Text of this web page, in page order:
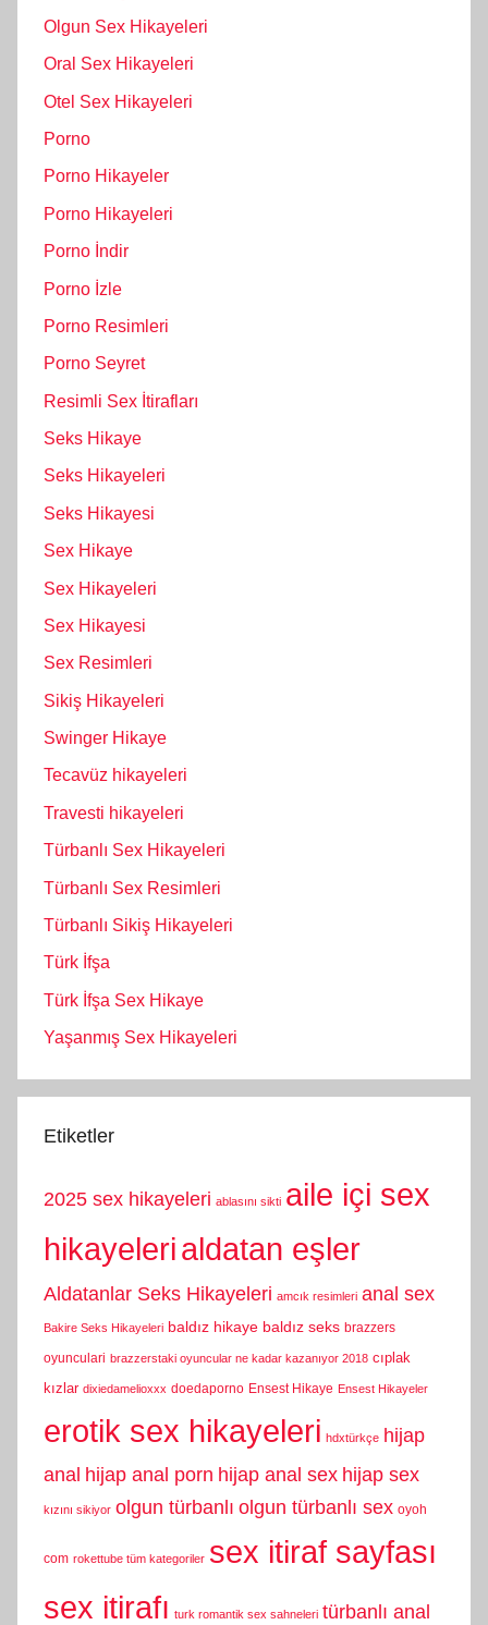
Olgun Sex Hikayeleri
Oral Sex Hikayeleri
Otel Sex Hikayeleri
Porno
Porno Hikayeler
Porno Hikayeleri
Porno İndir
Porno İzle
Porno Resimleri
Porno Seyret
Resimli Sex İtirafları
Seks Hikaye
Seks Hikayeleri
Seks Hikayesi
Sex Hikaye
Sex Hikayeleri
Sex Hikayesi
Sex Resimleri
Sikiş Hikayeleri
Swinger Hikaye
Tecavüz hikayeleri
Travesti hikayeleri
Türbanlı Sex Hikayeleri
Türbanlı Sex Resimleri
Türbanlı Sikiş Hikayeleri
Türk İfşa
Türk İfşa Sex Hikaye
Yaşanmış Sex Hikayeleri
Etiketler
2025 sex hikayeleri ablasını sikti aile içi sex
hikayelerialdatan eşler
Aldatanlar Seks Hikayeleri amcık resimleri anal sex
Bakire Seks Hikayeleri baldız hikaye baldız seks brazzers
oyunculari brazzerstaki oyuncular ne kadar kazanıyor 2018 cıplak
kızlar dixiedamelioxxx doedaporno Ensest Hikaye Ensest Hikayeler
erotik sex hikayeleri hdxtürkçe hijap
anal hijap anal porn hijap anal sex hijap sex
kızını sikiyor olgun türbanlı olgun türbanlı sex oyoh
com rokettube tüm kategoriler sex itiraf sayfası
sex itirafı turk romantik sex sahneleri türbanlı anal